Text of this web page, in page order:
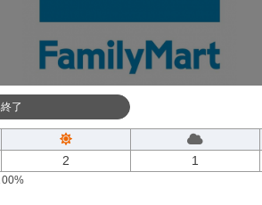
了
2 1